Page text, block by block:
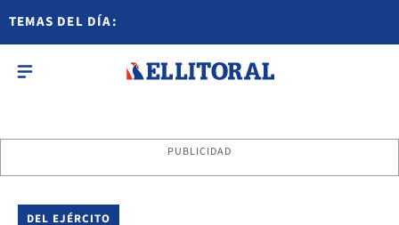
TEMAS DEL DÍA:
PUBLICIDAD
DEL EJÉRCITO